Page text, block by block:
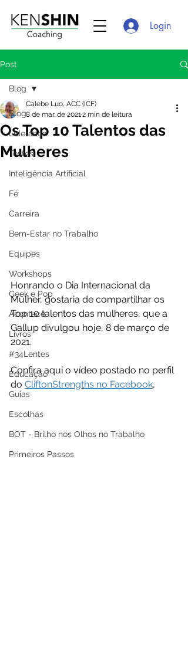
Login
Post
Blog
Liderança
Testes
Inteligência Artificial
Fé
Carreira
Bem-Estar no Trabalho
Equipes
Workshops
Geek e Pop
Acontece
Livros
#34Lentes
Educação
Guias
Escolhas
BOT - Brilho nos Olhos no Trabalho
Primeiros Passos
Blog
Os Top 10 Talentos das
Mulheres
Calebe Luo, ACC (ICF)
8 de mar. de 20212 min de leitura
Honrando o Dia Internacional da
Mulher, gostaria de compartilhar os
Top 10 talentos das mulheres, que a
Gallup divulgou hoje, 8 de março de
2021.
Confira aqui o vídeo postado no perfil
do CliftonStrengths no Facebook,